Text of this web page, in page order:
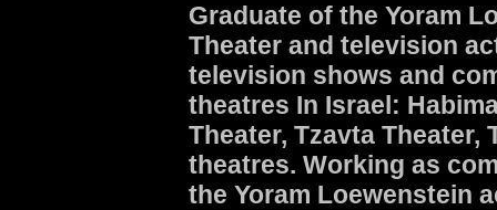
Graduate of the Yoram
Theater and television
television shows and
theatres In Israel:
Theater, Tzavta Theater,
theatres. Working as
the Yoram Loewenstein